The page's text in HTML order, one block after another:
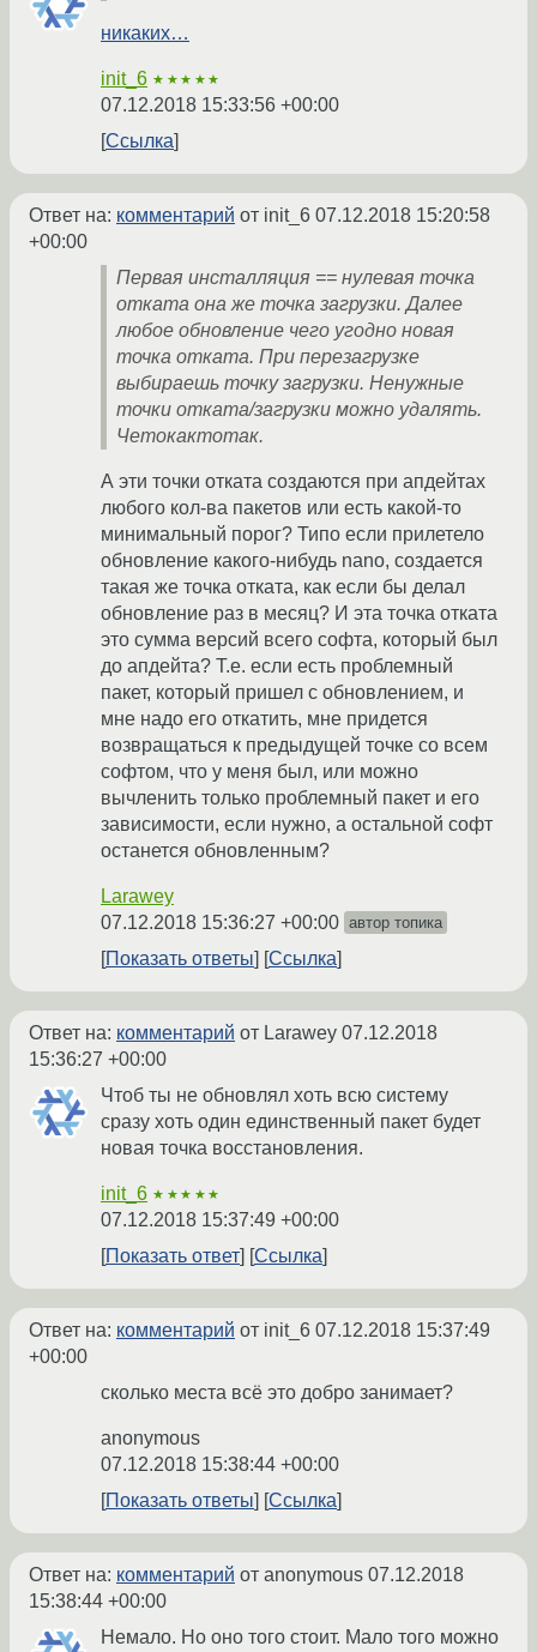
никаких…
init_6 ★★★★★
07.12.2018 15:33:56 +00:00
Ссылка
Ответ на: комментарий от init_6 07.12.2018 15:20:58
+00:00
Первая инсталляция == нулевая точка
отката она же точка загрузки. Далее
любое обновление чего угодно новая
точка отката. При перезагрузке
выбираешь точку загрузки. Ненужные
точки отката/загрузки можно удалять.
Четокактотак.
А эти точки отката создаются при апдейтах
любого кол-ва пакетов или есть какой-то
минимальный порог? Типо если прилетело
обновление какого-нибудь nano, создается
такая же точка отката, как если бы делал
обновление раз в месяц? И эта точка отката
это сумма версий всего софта, который был
до апдейта? Т.е. если есть проблемный
пакет, который пришел с обновлением, и
мне надо его откатить, мне придется
возвращаться к предыдущей точке со всем
софтом, что у меня был, или можно
вычленить только проблемный пакет и его
зависимости, если нужно, а остальной софт
останется обновленным?
Larawey
07.12.2018 15:36:27 +00:00 автор топика
Показать ответы Ссылка
Ответ на: комментарий от Larawey 07.12.2018
15:36:27 +00:00
Чтоб ты не обновлял хоть всю систему
сразу хоть один единственный пакет будет
новая точка восстановления.
init_6 ★★★★★
07.12.2018 15:37:49 +00:00
Показать ответ
Ссылка
Ответ на: комментарий от init_6 07.12.2018 15:37:49
+00:00
сколько места всё это добро занимает?
anonymous
07.12.2018 15:38:44 +00:00
Показать ответы
Ссылка
Ответ на: комментарий от anonymous 07.12.2018
15:38:44 +00:00
Немало. Но оно того стоит. Мало того можно